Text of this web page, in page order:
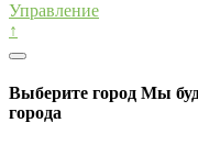
Управление
↑
Выберите город Мы
города